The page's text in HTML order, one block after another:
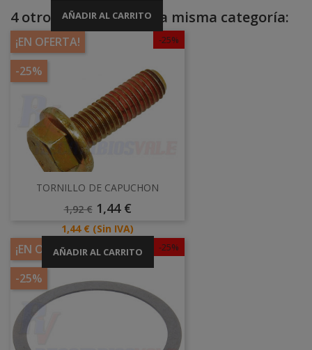
AÑADIR AL CARRITO
4 otros productos en la misma categoría:
-25%
¡EN OFERTA!
-25%
TORNILLO DE CAPUCHON
Precio
1,92 € Precio
1,44 €
Precio
1,44 € (Sin IVA)
AÑADIR AL CARRITO -25%
¡EN OFERTA!
-25%